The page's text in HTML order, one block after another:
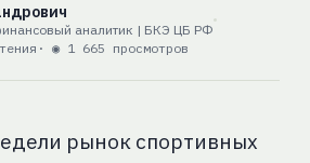
аналитик | БКЭ ЦБ РФ
· ◉ 1 665 просмотров
рынок спортивных